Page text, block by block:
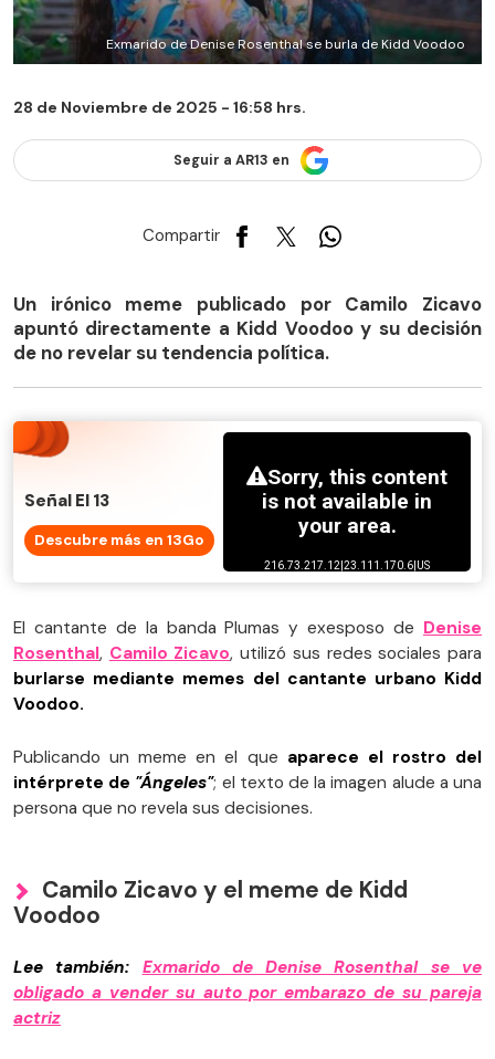
Exmarido de Denise Rosenthal se burla de Kidd Voodoo
28 de Noviembre de 2025 - 16:58 hrs.
Seguir a AR13 en
Compartir
Un irónico meme publicado por Camilo Zicavo
apuntó directamente a Kidd Voodoo y su decisión
de no revelar su tendencia política.
Señal El 13
Descubre más en 13Go
El cantante de la banda Plumas y exesposo de Denise
Rosenthal, Camilo Zicavo, utilizó sus redes sociales para
burlarse mediante memes del cantante urbano Kidd
Voodoo.
Publicando un meme en el que aparece el rostro del
intérprete de "Ángeles"; el texto de la imagen alude a una
persona que no revela sus decisiones.
Camilo Zicavo y el meme de Kidd
Voodoo
Lee también: Exmarido de Denise Rosenthal se ve
obligado a vender su auto por embarazo de su pareja
actriz